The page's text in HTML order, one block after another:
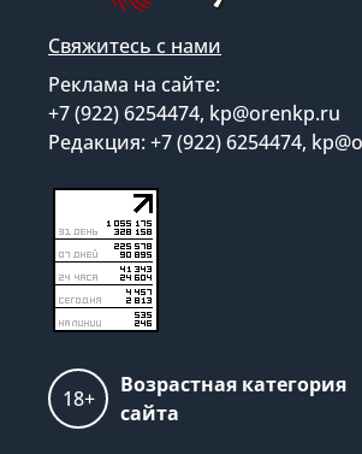
Свяжитесь с нами
Реклама на сайте:
+7 (922) 6254474, kp@orenkp.ru
Редакция: +7 (922) 6254474,
18+
Возрастная категория
сайта